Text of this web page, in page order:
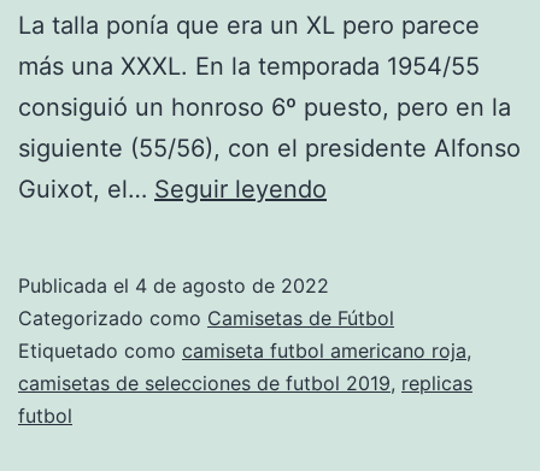
La talla ponía que era un XL pero parece
más una XXXL. En la temporada 1954/55
consiguió un honroso 6º puesto, pero en la
siguiente (55/56), con el presidente Alfonso
Guixot, el… Seguir leyendo
De
Argentina
Publicada el 4 de agosto de 2022
Categorizado como Camisetas de Fútbol
Etiquetado como camiseta futbol americano roja,
camisetas de selecciones de futbol 2019, replicas
futbol